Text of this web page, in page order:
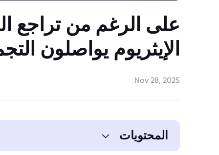
على الرغم من تراجع
الإيثريوم يواصلون
Nov 28, 2025
المحتويات